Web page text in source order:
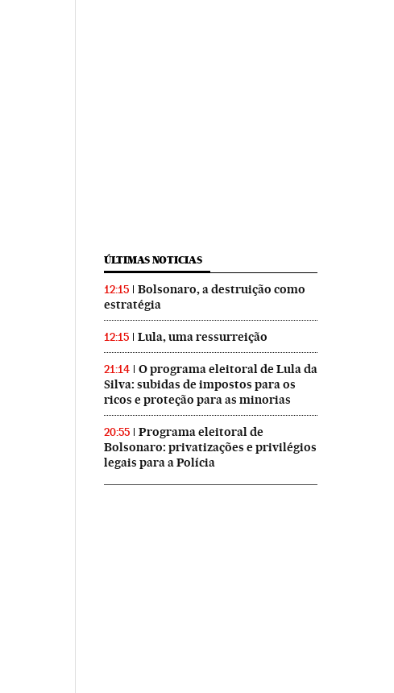
ÚLTIMAS NOTICIAS
12:15
Bolsonaro, a destruição como
estratégia
12:15 Lula, uma ressurreição
21:14
O programa eleitoral de Lula da
Silva: subidas de impostos para os
ricos e proteção para as minorias
20:55
Programa eleitoral de
Bolsonaro: privatizações e privilégios
legais para a Polícia